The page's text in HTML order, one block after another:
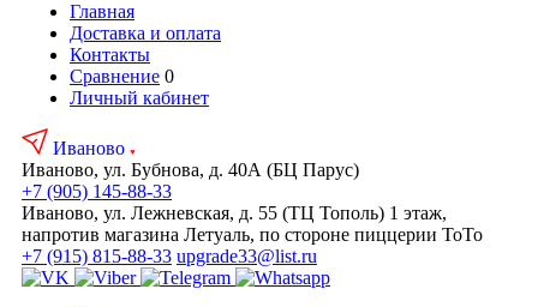
Главная
Доставка и оплата
Контакты
Сравнение 0
Личный кабинет
Иваново
Иваново, ул. Бубнова, д. 40А (БЦ Парус)
+7 (905) 145-88-33
Иваново, ул. Лежневская, д. 55 (ТЦ Тополь) 1 этаж,
напротив магазина Летуаль, по стороне пиццерии ТоТо
+7 (915) 815-88-33 upgrade33@list.ru